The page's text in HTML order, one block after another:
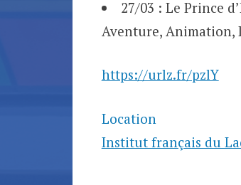
27/03 : Le Prince
Aventure, Animation,
https://urlz.fr/pzlY
Location
Institut français du